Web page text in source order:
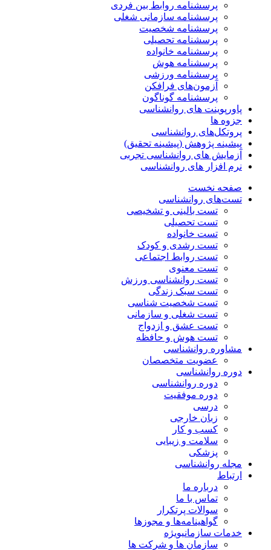
پرسشنامه روابط بین فردی
پرسشنامه سازمانی شغلی
پرسشنامه شخصیت
پرسشنامه تحصیلی
پرسشنامه خانواده
پرسشنامه هوش
پرسشنامه ورزشی
آزمون‌های فرافکن
پرسشنامه گوناگون
پاورپوینت های روانشناسی
جزوه ها
پروتکل‌های روانشناسی
پیشینه پژوهش (پیشینه تحقیق)
آزمایش های روانشناسی تجربی
نرم افزار های روانشناسی
صفحه نخست
تست‌های روانشناسی
تست بالینی و تشخیصی
تست تحصیلی
تست خانواده
تست رشدی و کودک
تست روابط اجتماعی
تست معنوی
تست روانشناسی ورزش
تست سبک زندگی
تست شخصیت شناسی
تست شغلی و سازمانی
تست عشق و ازدواج
تست هوش و حافظه
مشاوره روانشناسی
عضویت متخصصان
دوره روانشناسی
دوره روانشناسی
دوره موفقیت
درسی
زبان خارجی
کسب و کار
سلامت و زیبایی
پزشکی
مجله روانشناسی
ارتباط
درباره ما
تماس با ما
سوالات پرتکرار
گواهینامه‌ها و مجوزها
خدمات سازمانیویژه
سازمان ها و شرکت ها